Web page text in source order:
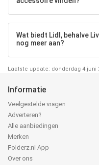
Wat biedt Lidl, behalve
nog meer aan?
Laatste update: donderdag 4 juni
Informatie
Veelgestelde vragen
Adverteren?
Alle aanbiedingen
Merken
Folderz.nl App
Over ons